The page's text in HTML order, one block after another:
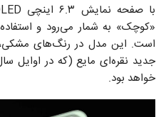
«کوچک» به شمار می‌رود و
است. این مدل در رنگ‌های
خواهد بود.